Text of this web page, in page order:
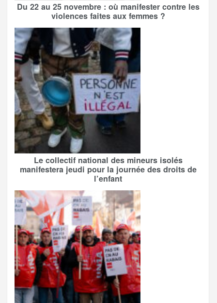
Du 22 au 25 novembre : où manifester contre les
violences faites aux femmes ?
Le collectif national des mineurs isolés
manifestera jeudi pour la journée des droits de
l’enfant